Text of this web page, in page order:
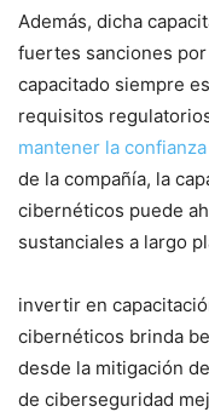
Además, dicha
fuertes sanciones
capacitado siempre
requisitos
mantener la
‍de la compañía, la
cibernéticos puede
sustanciales a largo
invertir en
cibernéticos brinda‌
desde la ⁤mitigación⁣
de ciberseguridad